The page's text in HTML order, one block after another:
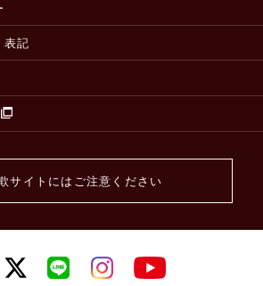
表記
サイトにはご注意ください